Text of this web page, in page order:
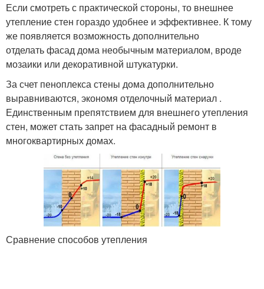
Если смотреть с практической стороны, то внешнее
утепление стен гораздо удобнее и эффективнее. К тому
же появляется возможность дополнительно
отделать фасад дома необычным материалом, вроде
мозаики или декоративной штукатурки.
За счет пеноплекса стены дома дополнительно
выравниваются, экономя отделочный материал .
Единственным препятствием для внешнего утепления
стен, может стать запрет на фасадный ремонт в
многоквартирных домах.
Сравнение способов утепления